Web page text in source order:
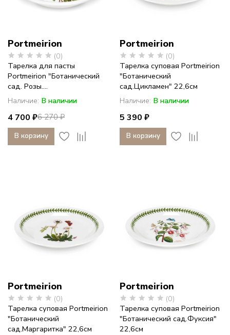
Portmeirion
(0)
Тарелка для пасты
Portmeirion "Ботанический
сад. Розы....
Наличие: В наличии
6 270 ₽
4 700 ₽
В корзину
Portmeirion
(0)
Тарелка суповая Portmeirion
"Ботанический
сад.Цикламен" 22,6см
Наличие: В наличии
5 390 ₽
В корзину
Portmeirion
(0)
Тарелка суповая Portmeirion
"Ботанический
сад.Маргаритка" 22,6см
Portmeirion
(0)
Тарелка суповая Portmeirion
"Ботанический сад.Фуксия"
22,6см